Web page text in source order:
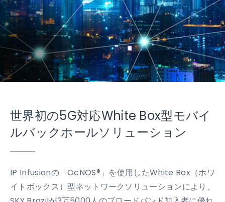
世界初の5G対応White Box型モバイ
ルバックホールソリューション
IP Infusionの「OcNOS®」を使用したWhite Box（ホワ
イトボックス）型ネットワークソリューションにより、